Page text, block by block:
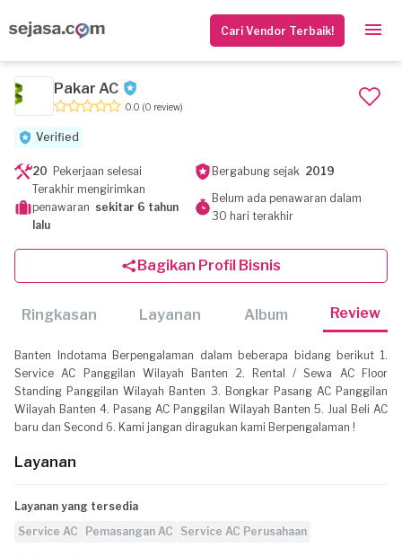
Cari Vendor Terbaik!
Pakar AC
0.0 (0 review)
Verified
20 Pekerjaan selesai Bergabung sejak 2019
Terakhir mengirimkan
penawaran sekitar 6 tahun
lalu
Belum ada penawaran dalam
30 hari terakhir
Bagikan Profil Bisnis
Ringkasan Layanan Album Review
Banten Indotama Berpengalaman dalam beberapa bidang berikut 1.
Service AC Panggilan Wilayah Banten 2. Rental / Sewa AC Floor
Standing Panggilan Wilayah Banten 3. Bongkar Pasang AC Panggilan
Wilayah Banten 4. Pasang AC Panggilan Wilayah Banten 5. Jual Beli AC
baru dan Second 6. Kami jangan diragukan kami Berpengalaman !
Layanan
Layanan yang tersedia
Service AC
Pemasangan AC Service AC Perusahaan